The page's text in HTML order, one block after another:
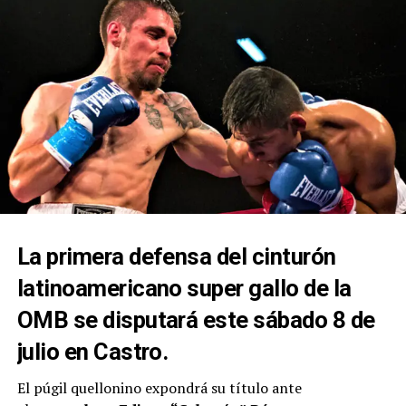
La primera defensa del cinturón
latinoamericano super gallo de la
OMB se disputará este sábado 8 de
julio en Castro.
El púgil quellonino expondrá su título ante